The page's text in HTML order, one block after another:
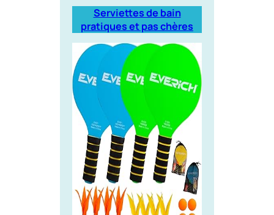
Serviettes de bain
pratiques et pas chères